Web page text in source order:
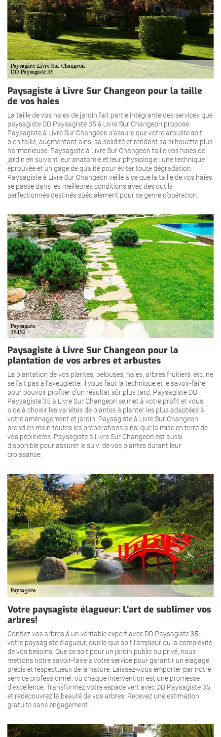
Paysagiste à Livre Sur Changeon pour la taille
de vos haies
La taille de vos haies de jardin fait partie intégrante des services que
paysagiste DD Paysagiste 35 à Livre Sur Changeon propose.
Paysagiste à Livre Sur Changeon s’assure que votre arbuste soit
bien taillé, augmentant ainsi sa solidité et rendant sa silhouette plus
harmonieuse. Paysagiste à Livre Sur Changeon taille vos haies de
jardin en suivant leur anatomie et leur physiologie : une technique
éprouvée et un gage de qualité pour éviter toute dégradation.
Paysagiste à Livre Sur Changeon veille à ce que la taille de vos haies
se passe dans les meilleures conditions avec des outils
perfectionnés destinés spécialement pour ce genre d’opération.
Paysagiste à Livre Sur Changeon pour la
plantation de vos arbres et arbustes
La plantation de vos plantes, pelouses, haies, arbres fruitiers, etc. ne
se fait pas à l’aveuglette, il vous faut la technique et le savoir-faire
pour pouvoir profiter d’un résultat sûr plus tard. Paysagiste DD
Paysagiste 35 à Livre Sur Changeon se met à votre profit et vous
aide à choisir les variétés de plantes à planter les plus adaptées à
votre aménagement et jardin. Paysagiste à Livre Sur Changeon
prend en main toutes les préparations ainsi que la mise en terre de
vos pépinières. Paysagiste à Livre Sur Changeon est aussi
disponible pour assurer le suivi de vos plantes durant leur
croissance.
Votre paysagiste élagueur: L’art de sublimer vos
arbres!
Confiez vos arbres à un véritable expert avec DD Paysagiste 35,
votre paysagiste élagueur, quelle que soit l’ampleur ou la complexité
de vos besoins. Que ce soit pour un jardin public ou privé, nous
mettons notre savoir-faire à votre service pour garantir un élagage
précis et respectueux de la nature. Laissez-vous emporter par notre
service professionnel, où chaque intervention est une promesse
d’excellence. Transformez votre espace vert avec DD Paysagiste 35
et redécouvrez la beauté de vos arbres! Recevez une estimation
gratuite sans engagement.